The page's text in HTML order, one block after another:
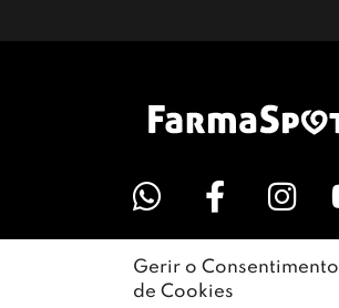
Gerir o Consentimento
de Cookies
LINKS ÚTEIS